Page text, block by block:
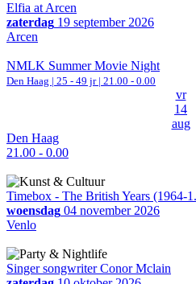
Elfia at Arcen
zaterdag 19 september 2026
Arcen
NMLK Summer Movie Night
Den Haag | 25 - 49 jr | 21.00 - 0.00
vr
14
aug
Den Haag
21.00 - 0.00
Timebox - The British Years (1964-
woensdag 04 november 2026
Venlo
Singer songwriter Conor Mclain